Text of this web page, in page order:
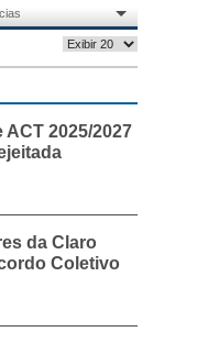
ACT 2025/2027
da Claro
Coletivo